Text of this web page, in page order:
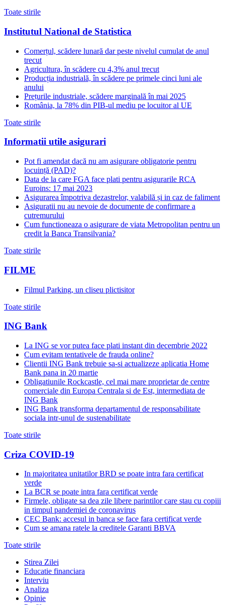
Toate stirile
Institutul National de Statistica
Comerțul, scădere lunară dar peste nivelul cumulat de anul
trecut
Agricultura, în scădere cu 4,3% anul trecut
Producția industrială, în scădere pe primele cinci luni ale
anului
Prețurile industriale, scădere marginală în mai 2025
România, la 78% din PIB-ul mediu pe locuitor al UE
Toate stirile
Informatii utile asigurari
Pot fi amendat dacă nu am asigurare obligatorie pentru
locuință (PAD)?
Data de la care FGA face plati pentru asigurarile RCA
Euroins: 17 mai 2023
Asigurarea împotriva dezastrelor, valabilă și in caz de faliment
Asiguratii nu au nevoie de documente de confirmare a
cutremurului
Cum functioneaza o asigurare de viata Metropolitan pentru un
credit la Banca Transilvania?
Toate stirile
FILME
Filmul Parking, un cliseu plictisitor
Toate stirile
ING Bank
La ING se vor putea face plati instant din decembrie 2022
Cum evitam tentativele de frauda online?
Clientii ING Bank trebuie sa-si actualizeze aplicatia Home
Bank pana in 20 martie
Obligatiunile Rockcastle, cel mai mare proprietar de centre
comerciale din Europa Centrala si de Est, intermediata de
ING Bank
ING Bank transforma departamentul de responsabilitate
sociala intr-unul de sustenabilitate
Toate stirile
Criza COVID-19
In majoritatea unitatilor BRD se poate intra fara certificat
verde
La BCR se poate intra fara certificat verde
Firmele, obligate sa dea zile libere parintilor care stau cu copiii
in timpul pandemiei de coronavirus
CEC Bank: accesul in banca se face fara certificat verde
Cum se amana ratele la creditele Garanti BBVA
Toate stirile
Stirea Zilei
Educatie financiara
Interviu
Analiza
Opinie